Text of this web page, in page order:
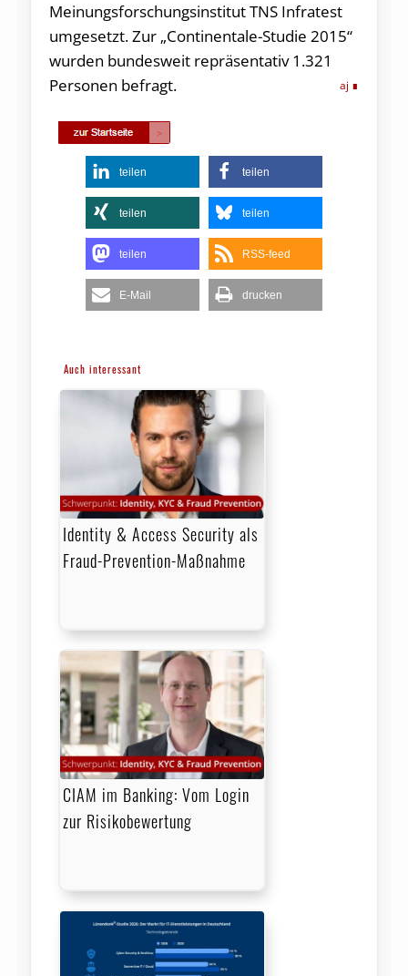
Meinungsforschungsinstitut TNS Infratest
umgesetzt. Zur „Continentale-Studie 2015“
wurden bundesweit repräsentativ 1.321
Personen befragt.
aj
teilen teilen
teilen teilen
teilen RSS-feed
E-Mail drucken
Auch interessant
Identity & Access Security als
Fraud-Prevention-Maßnahme
CIAM im Banking: Vom Login
zur Risikobewertung